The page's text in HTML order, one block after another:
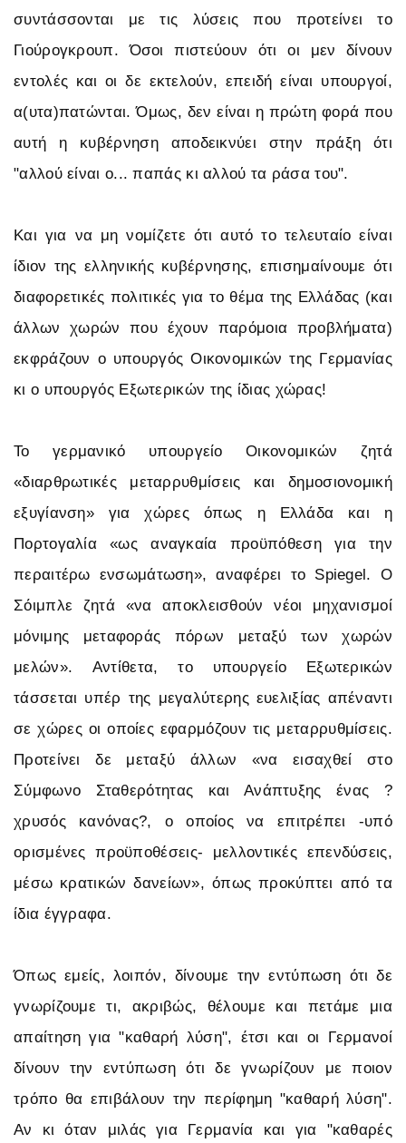
συντάσσονται με τις λύσεις που προτείνει το
Γιούρογκρουπ. Όσοι πιστεύουν ότι οι μεν δίνουν
εντολές και οι δε εκτελούν, επειδή είναι υπουργοί,
α(υτα)πατώνται. Όμως, δεν είναι η πρώτη φορά που
αυτή η κυβέρνηση αποδεικνύει στην πράξη ότι
"αλλού είναι ο... παπάς κι αλλού τα ράσα του".
Και για να μη νομίζετε ότι αυτό το τελευταίο είναι
ίδιον της ελληνικής κυβέρνησης, επισημαίνουμε ότι
διαφορετικές πολιτικές για το θέμα της Ελλάδας (και
άλλων χωρών που έχουν παρόμοια προβλήματα)
εκφράζουν ο υπουργός Οικονομικών της Γερμανίας
κι ο υπουργός Εξωτερικών της ίδιας χώρας!
Το γερμανικό υπουργείο Οικονομικών ζητά
«διαρθρωτικές μεταρρυθμίσεις και δημοσιονομική
εξυγίανση» για χώρες όπως η Ελλάδα και η
Πορτογαλία «ως αναγκαία προϋπόθεση για την
περαιτέρω ενσωμάτωση», αναφέρει το Spiegel. Ο
Σόιμπλε ζητά «να αποκλεισθούν νέοι μηχανισμοί
μόνιμης μεταφοράς πόρων μεταξύ των χωρών
μελών». Αντίθετα, το υπουργείο Εξωτερικών
τάσσεται υπέρ της μεγαλύτερης ευελιξίας απέναντι
σε χώρες οι οποίες εφαρμόζουν τις μεταρρυθμίσεις.
Προτείνει δε μεταξύ άλλων «να εισαχθεί στο
Σύμφωνο Σταθερότητας και Ανάπτυξης ένας ?
χρυσός κανόνας?, ο οποίος να επιτρέπει -υπό
ορισμένες προϋποθέσεις- μελλοντικές επενδύσεις,
μέσω κρατικών δανείων», όπως προκύπτει από τα
ίδια έγγραφα.
Όπως εμείς, λοιπόν, δίνουμε την εντύπωση ότι δε
γνωρίζουμε τι, ακριβώς, θέλουμε και πετάμε μια
απαίτηση για "καθαρή λύση", έτσι και οι Γερμανοί
δίνουν την εντύπωση ότι δε γνωρίζουν με ποιον
τρόπο θα επιβάλουν την περίφημη "καθαρή λύση".
Αν κι όταν μιλάς για Γερμανία και για "καθαρές